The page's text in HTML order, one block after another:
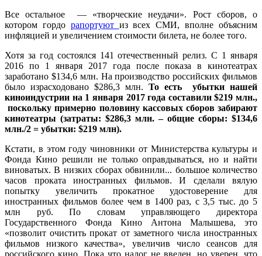
Все остальное — «творческие неудачи». Рост сборов, о
котором гордо рапортуют из всех СМИ, вполне объясним
инфляцией и увеличением стоимости билета, не более того.
Хотя за год состоялся 141 отечественный релиз. С 1 января
2016 по 1 января 2017 года после показа в кинотеатрах
заработано $134,6 млн. На производство российских фильмов
было израсходовано $286,3 млн. То есть убытки нашей
киноиндустрии на 1 января 2017 года составили $219 млн.,
поскольку примерно половину кассовых сборов забирают
кинотеатры (затраты: $286,3 млн. – общие сборы: $134,6
млн./2 = убытки: $219 млн).
Кстати, в этом году чиновники от Министерства культуры и
Фонда Кино решили не только оправдываться, но и найти
виноватых. В низких сборах обвинили... большое количество
часов проката иностранных фильмов. И сделали вялую
попытку увеличить прокатное удостоверение для
иностранных фильмов более чем в 1400 раз, с 3,5 тыс. до 5
млн руб. По словам управляющего директора
Государственного Фонда Кино Антона Малышева, это
«позволит очистить прокат от заметного числа иностранных
фильмов низкого качества», увеличив число сеансов для
российского кино. Пока что налог не введен, но уверен, что